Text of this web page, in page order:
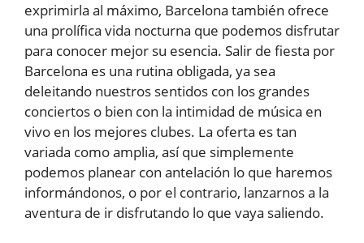
exprimirla al máximo, Barcelona también ofrece
una prolífica vida nocturna que podemos disfrutar
para conocer mejor su esencia. Salir de fiesta por
Barcelona es una rutina obligada, ya sea
deleitando nuestros sentidos con los grandes
conciertos o bien con la intimidad de música en
vivo en los mejores clubes. La oferta es tan
variada como amplia, así que simplemente
podemos planear con antelación lo que haremos
informándonos, o por el contrario, lanzarnos a la
aventura de ir disfrutando lo que vaya saliendo.